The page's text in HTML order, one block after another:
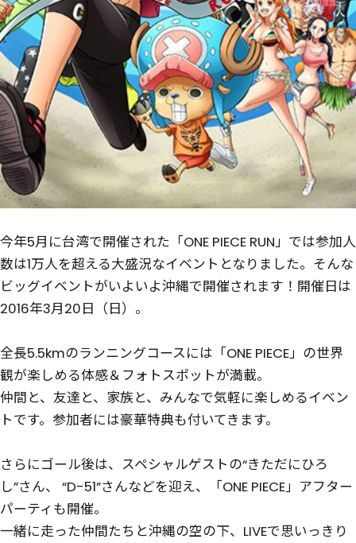
今年5月に台湾で開催された「ONE PIECE RUN」では参加人
数は1万人を超える大盛況なイベントとなりました。そんな
ビッグイベントがいよいよ沖縄で開催されます！開催日は
2016年3月20日（日）。
全長5.5kmのランニングコースには「ONE PIECE」の世界
観が楽しめる体感＆フォトスポットが満載。
仲間と、友達と、家族と、みんなで気軽に楽しめるイベン
トです。参加者には豪華特典も付いてきます。
さらにゴール後は、スペシャルゲストの“きただにひろ
し”さん、 “D-51”さんなどを迎え、「ONE PIECE」アフター
パーティも開催。
一緒に走った仲間たちと沖縄の空の下、LIVEで思いっきり